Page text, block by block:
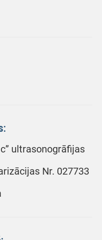
ultrasonogrāfijas
Nr. 027733